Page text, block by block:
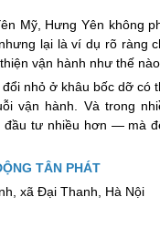
Mỹ, Hưng Yên không
lại là ví dụ rõ ràng
vận hành như thế
nhỏ ở khâu bốc dỡ có
vận hành. Và trong
đầu tư nhiều hơn — mà
TÂN PHÁT
xã Đại Thanh, Hà Nội